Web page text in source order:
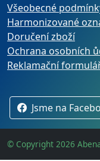
Všeobecné
Harmonizované
Doručení zboží
Ochrana osobních
Reklamační
Jsme na
© Copyright 2026